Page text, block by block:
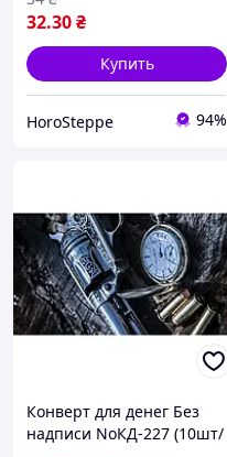
32.30₴
Купить
HoroSteppe 94%
Конверт для денег Без
надписи NoКД-227 (10шт/